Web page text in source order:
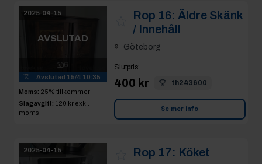
2025-04-15
AVSLUTAD
6
Avslutad 15/4 10:35
Moms: 25% tillkommer
Slagavgift: 120 kr exkl.
moms
Rop 16: Äldre Skänk
/ Innehåll
Göteborg
Slutpris:
400 kr th243600
Se mer info
2025-04-15 Rop 17: Köket